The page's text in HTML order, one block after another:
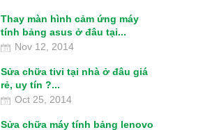
Thay màn hình cảm ứng máy
tính bảng asus ở đâu tại...
Nov 12, 2014
Sửa chữa tivi tại nhà ở đâu giá
rẻ, uy tín ?...
Oct 25, 2014
Sửa chữa máy tính bảng lenovo